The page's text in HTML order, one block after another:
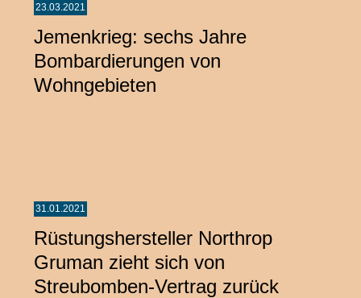
23.03.2021
Jemenkrieg: sechs Jahre
Bombardierungen von
Wohngebieten
31.01.2021
Rüstungshersteller Northrop
Gruman zieht sich von
Streubomben-Vertrag zurück